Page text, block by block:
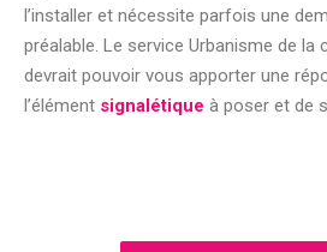
l’installer et nécessite parfois une
préalable. Le service Urbanisme de la
devrait pouvoir vous apporter une
l’élément signalétique à poser et de